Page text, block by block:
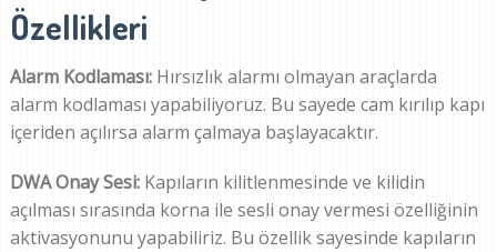
Özellikleri
Alarm Kodlaması: Hırsızlık alarmı olmayan araçlarda
alarm kodlaması yapabiliyoruz. Bu sayede cam kırılıp kapı
içeriden açılırsa alarm çalmaya başlayacaktır.
DWA Onay Sesi:Kapıların kilitlenmesinde ve kilidin
açılması sırasında korna ile sesli onay vermesi özelliğinin
aktivasyonunu yapabiliriz. Bu özellik sayesinde kapıların